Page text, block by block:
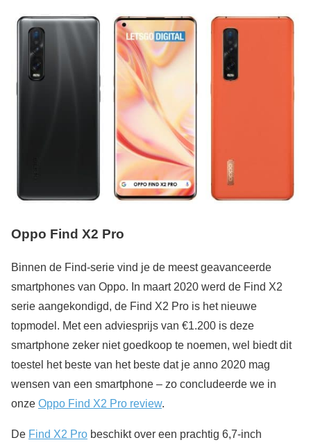
Oppo Find X2 Pro
Binnen de Find-serie vind je de meest geavanceerde
smartphones van Oppo. In maart 2020 werd de Find X2
serie aangekondigd, de Find X2 Pro is het nieuwe
topmodel. Met een adviesprijs van €1.200 is deze
smartphone zeker niet goedkoop te noemen, wel biedt dit
toestel het beste van het beste dat je anno 2020 mag
wensen van een smartphone – zo concludeerde we in
onze Oppo Find X2 Pro review.
De Find X2 Pro beschikt over een prachtig 6,7-inch